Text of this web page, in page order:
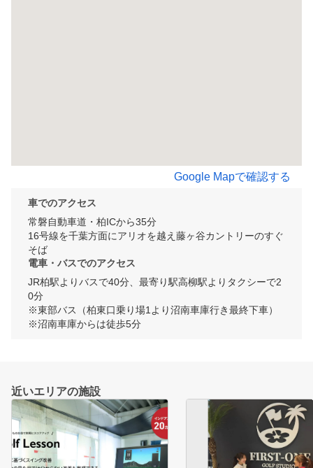
Google Mapで確認する
車でのアクセス
常磐自動車道・柏ICから35分
16号線を千葉方面にアリオを越え藤ヶ谷カントリーのすぐ
そば
電車・バスでのアクセス
JR柏駅よりバスで40分、最寄り駅高柳駅よりタクシーで2
0分
※東部バス（柏東口乗り場1より沼南車庫行き最終下車）
※沼南車庫からは徒歩5分
近いエリアの施設